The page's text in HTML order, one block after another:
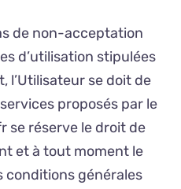
de non-acceptation
d’utilisation stipulées
l’Utilisateur se doit de
proposés par le
se réserve le droit de
et à tout moment le
conditions générales